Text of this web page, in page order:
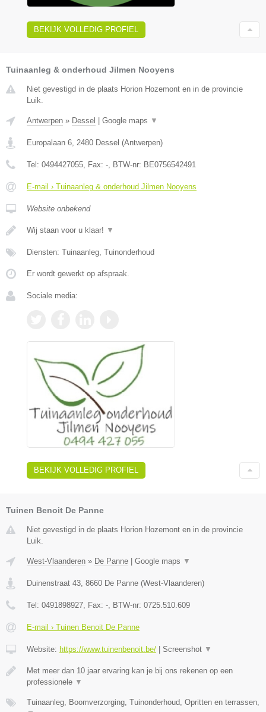
BEKIJK VOLLEDIG PROFIEL
Tuinaanleg & onderhoud Jilmen Nooyens
Niet gevestigd in de plaats Horion Hozemont en in de provincie
Luik.
Antwerpen » Dessel Google maps ▼
Europalaan 6 2480 Dessel (Antwerpen)
Tel: 0494427055 , Fax: - , BTW-nr: BE0756542491
E-mail › Tuinaanleg & onderhoud Jilmen Nooyens
Website onbekend
Wij staan voor u klaar! ▼
Diensten: Tuinaanleg, Tuinonderhoud
Er wordt gewerkt op afspraak.
Sociale media:
BEKIJK VOLLEDIG PROFIEL
Tuinen Benoit De Panne
Niet gevestigd in de plaats Horion Hozemont en in de provincie
Luik.
West-Vlaanderen » De Panne Google maps ▼
Duinenstraat 43, 8660 De Panne (West-Vlaanderen)
Tel: 0491898927, Fax: -, BTW-nr: 0725.510.609
E-mail › Tuinen Benoit De Panne
Website: https://www.tuinenbenoit.be/ Screenshot ▼
Met meer dan 10 jaar ervaring kan je bij ons rekenen op een
professionele ▼
Tuinaanleg, Boomverzorging, Tuinonderhoud, Opritten en terrassen,